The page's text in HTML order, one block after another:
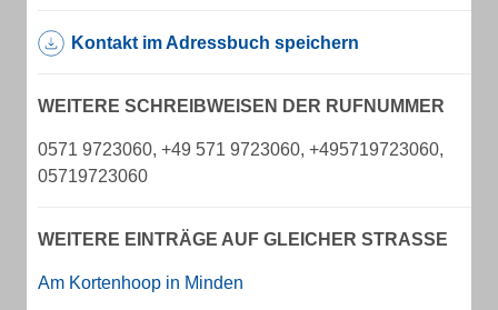
Kontakt im Adressbuch speichern
WEITERE SCHREIBWEISEN DER RUFNUMMER
0571 9723060, +49 571 9723060, +495719723060,
05719723060
WEITERE EINTRÄGE AUF GLEICHER STRASSE
Am Kortenhoop in Minden